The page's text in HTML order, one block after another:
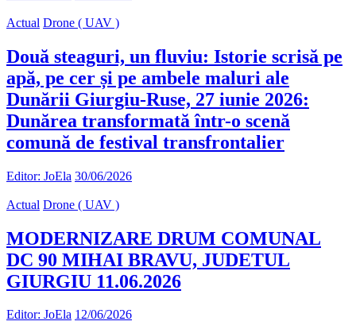
Actual Drone ( UAV )
Două steaguri, un fluviu: Istorie scrisă pe
apă, pe cer și pe ambele maluri ale
Dunării Giurgiu-Ruse, 27 iunie 2026:
Dunărea transformată într-o scenă
comună de festival transfrontalier
Editor: JoEla 30/06/2026
Actual Drone ( UAV )
MODERNIZARE DRUM COMUNAL
DC 90 MIHAI BRAVU, JUDETUL
GIURGIU 11.06.2026
Editor: JoEla 12/06/2026